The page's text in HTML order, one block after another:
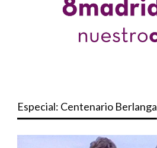
Especial: Centenario Berlanga